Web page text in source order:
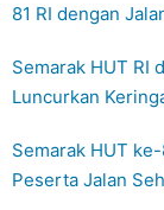
81 RI dengan
Semarak HUT RI
Luncurkan
Semarak HUT
Peserta Jalan